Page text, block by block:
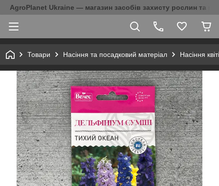
AgroPlanet Ukraine — магазин засобів захисту рослин та
Товари Насіння та посадковий матеріал Насіння